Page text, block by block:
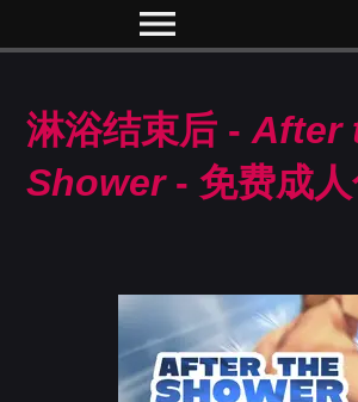
menu
淋浴结束后 -After
Shower- 免费成